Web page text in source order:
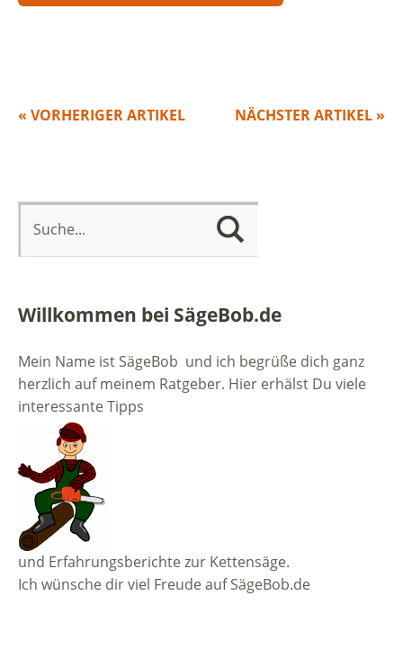
NÄCHSTER ARTIKEL »
« VORHERIGER ARTIKEL
Willkommen bei SägeBob.de
Mein Name ist SägeBob und ich begrüße dich ganz
herzlich auf meinem Ratgeber. Hier erhälst Du viele
interessante Tipps
und Erfahrungsberichte zur Kettensäge.
Ich wünsche dir viel Freude auf SägeBob.de